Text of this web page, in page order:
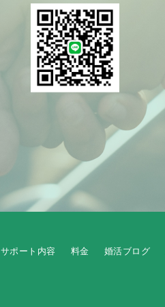
サポート内容 料金 婚活ブログ